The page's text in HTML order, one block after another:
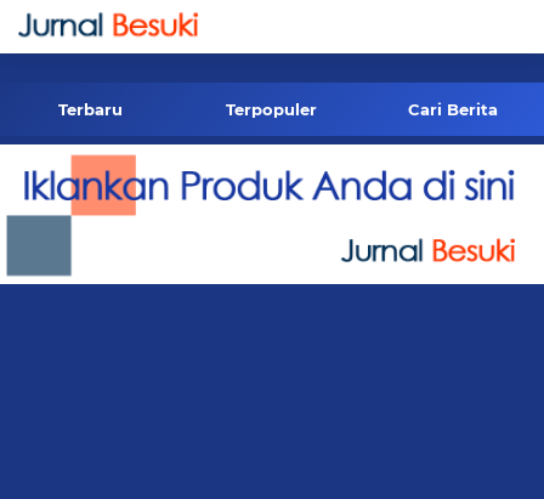
-->
Terbaru Terpopuler Cari Berita